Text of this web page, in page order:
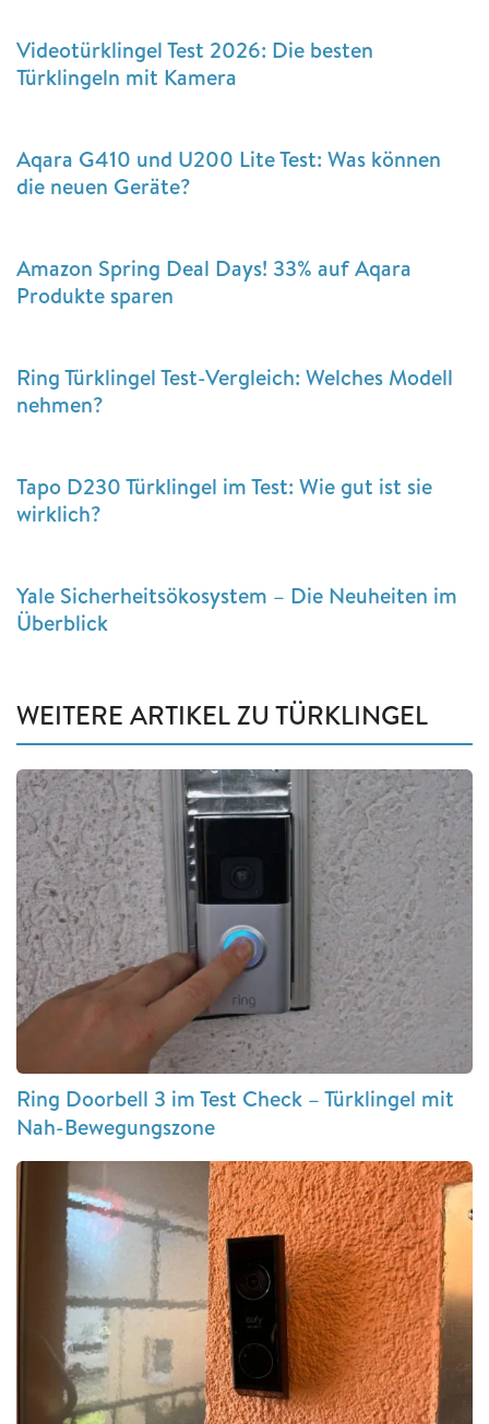
Videotürklingel Test 2026: Die besten
Türklingeln mit Kamera
Aqara G410 und U200 Lite Test: Was können
die neuen Geräte?
Amazon Spring Deal Days! 33% auf Aqara
Produkte sparen
Ring Türklingel Test-Vergleich: Welches Modell
nehmen?
Tapo D230 Türklingel im Test: Wie gut ist sie
wirklich?
Yale Sicherheitsökosystem – Die Neuheiten im
Überblick
WEITERE ARTIKEL ZU TÜRKLINGEL
Ring Doorbell 3 im Test Check – Türklingel mit
Nah-Bewegungszone